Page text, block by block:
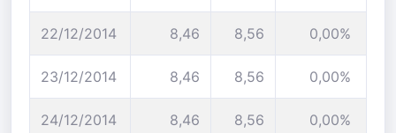
22/12/2014 8,46 8,56 0,00%
23/12/2014 8,46 8,56 0,00%
24/12/2014 8,46 8,56 0,00%